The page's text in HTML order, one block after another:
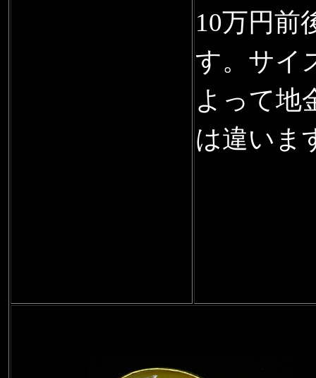
10万円前
す。サイ
よって地
は違いま